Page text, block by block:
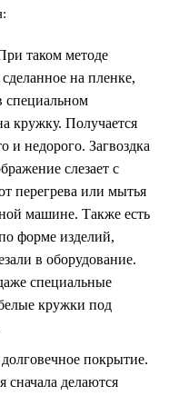
таком методе
на пленке,
специальном
кружку. Получается
и недорого. Загвоздка
слезает с
перегрева или мытья
машине. Также есть
форме изделий,
в оборудование.
специальные
кружки под
покрытие.
сначала делаются